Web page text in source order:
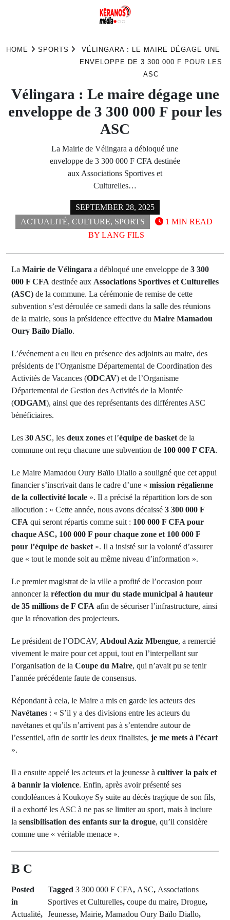
HOME SPORTS
VÉLINGARA : LE MAIRE DÉGAGE UNE
ENVELOPPE DE 3 300 000 F POUR LES
ASC
Vélingara : Le maire dégage une
enveloppe de 3 300 000 F pour les
ASC
La Mairie de Vélingara a débloqué une
enveloppe de 3 300 000 F CFA destinée
aux Associations Sportives et
Culturelles…
SEPTEMBER 28, 2025
ACTUALITÉ, CULTURE, SPORTS
BY LANG FILS
1 MIN READ
La Mairie de Vélingara a débloqué une enveloppe de 3 300
000 F CFA destinée aux Associations Sportives et Culturelles
(ASC) de la commune. La cérémonie de remise de cette
subvention s’est déroulée ce samedi dans la salle des réunions
de la mairie, sous la présidence effective du Maire Mamadou
Oury Baïlo Diallo.
L’événement a eu lieu en présence des adjoints au maire, des
présidents de l’Organisme Départemental de Coordination des
Activités de Vacances (ODCAV) et de l’Organisme
Départemental de Gestion des Activités de la Montée
(ODGAM), ainsi que des représentants des différentes ASC
bénéficiaires.
Les 30 ASC, les deux zones et l’équipe de basket de la
commune ont reçu chacune une subvention de 100 000 F CFA.
Le Maire Mamadou Oury Baïlo Diallo a souligné que cet appui
financier s’inscrivait dans le cadre d’une « mission régalienne
de la collectivité locale ». Il a précisé la répartition lors de son
allocution : « Cette année, nous avons décaissé 3 300 000 F
CFA qui seront répartis comme suit : 100 000 F CFA pour
chaque ASC, 100 000 F pour chaque zone et 100 000 F
pour l’équipe de basket ». Il a insisté sur la volonté d’assurer
que « tout le monde soit au même niveau d’information ».
Le premier magistrat de la ville a profité de l’occasion pour
annoncer la réfection du mur du stade municipal à hauteur
de 35 millions de F CFA afin de sécuriser l’infrastructure, ainsi
que la rénovation des projecteurs.
Le président de l’ODCAV, Abdoul Aziz Mbengue, a remercié
vivement le maire pour cet appui, tout en l’interpellant sur
l’organisation de la Coupe du Maire, qui n’avait pu se tenir
l’année précédente faute de consensus.
Répondant à cela, le Maire a mis en garde les acteurs des
Navétanes : « S’il y a des divisions entre les acteurs du
navétanes et qu’ils n’arrivent pas à s’entendre autour de
l’essentiel, afin de sortir les deux finalistes, je me mets à l’écart
».
Il a ensuite appelé les acteurs et la jeunesse à cultiver la paix et
à bannir la violence. Enfin, après avoir présenté ses
condoléances à Koukoye Sy suite au décès tragique de son fils,
il a exhorté les ASC à ne pas se limiter au sport, mais à inclure
la sensibilisation des enfants sur la drogue, qu’il considère
comme une « véritable menace ».
B C
Posted
in
Actualité,
Tagged 3 300 000 F CFA, ASC, Associations
Sportives et Culturelles, coupe du maire, Drogue,
Jeunesse, Mairie, Mamadou Oury Baïlo Diallo,